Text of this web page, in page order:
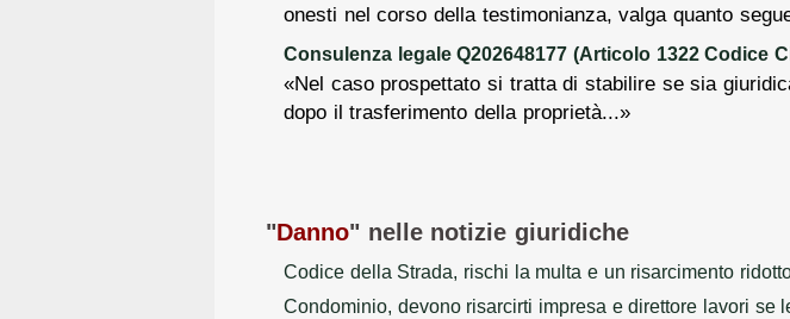
onesti nel corso della testimonianza, valga quanto
Consulenza legale Q202648177 (Articolo 1322 Codice
«Nel caso prospettato si tratta di stabilire se sia
dopo il trasferimento della proprietà...»
"Danno" nelle notizie giuridiche
Codice della Strada, rischi la multa e un risarcimento
Condominio, devono risarcirti impresa e direttore lavori